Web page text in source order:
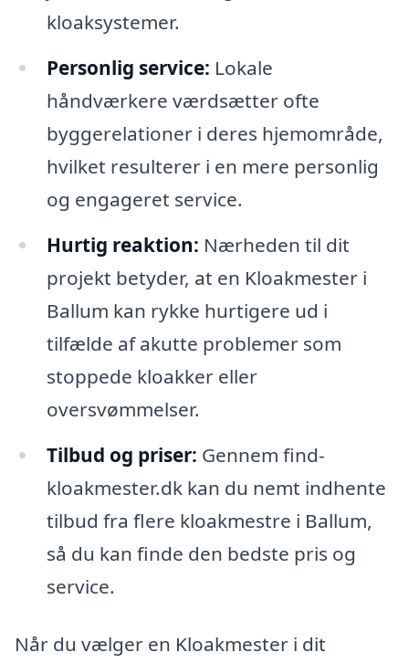
kloaksystemer.
Personlig service: Lokale
håndværkere værdsætter ofte
byggerelationer i deres hjemområde,
hvilket resulterer i en mere personlig
og engageret service.
Hurtig reaktion: Nærheden til dit
projekt betyder, at en Kloakmester i
Ballum kan rykke hurtigere ud i
tilfælde af akutte problemer som
stoppede kloakker eller
oversvømmelser.
Tilbud og priser: Gennem find-
kloakmester.dk kan du nemt indhente
tilbud fra flere kloakmestre i Ballum,
så du kan finde den bedste pris og
service.
Når du vælger en Kloakmester i dit